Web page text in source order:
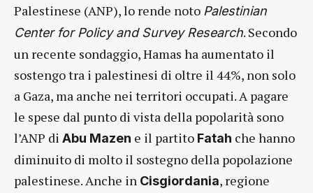
Palestinese (ANP), lo rende noto Palestinian
Center for Policy and Survey Research. Secondo
un recente sondaggio, Hamas ha aumentato il
sostengo tra i palestinesi di oltre il 44%, non solo
a Gaza, ma anche nei territori occupati. A pagare
le spese dal punto di vista della popolarità sono
l’ANP di Abu Mazen e il partito Fatah che hanno
diminuito di molto il sostegno della popolazione
palestinese. Anche in Cisgiordania, regione